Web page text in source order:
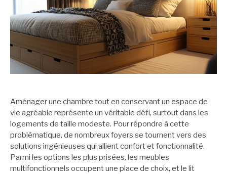
Aménager une chambre tout en conservant un espace de
vie agréable représente un véritable défi, surtout dans les
logements de taille modeste. Pour répondre à cette
problématique, de nombreux foyers se tournent vers des
solutions ingénieuses qui allient confort et fonctionnalité.
Parmi les options les plus prisées, les meubles
multifonctionnels occupent une place de choix, et le lit